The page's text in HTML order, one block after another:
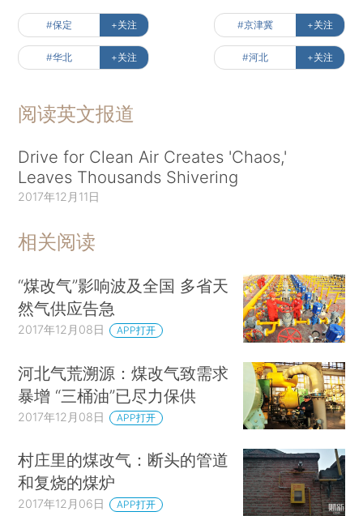
#保定 +关注 #京津冀 +关注
#华北 +关注 #河北 +关注
阅读英文报道
Drive for Clean Air Creates 'Chaos,'
Leaves Thousands Shivering
2017年12月11日
相关阅读
“煤改气”影响波及全国 多省天
然气供应告急
2017年12月08日 APP打开
河北气荒溯源：煤改气致需求
暴增 “三桶油”已尽力保供
2017年12月08日 APP打开
村庄里的煤改气：断头的管道
和复烧的煤炉
2017年12月06日 APP打开